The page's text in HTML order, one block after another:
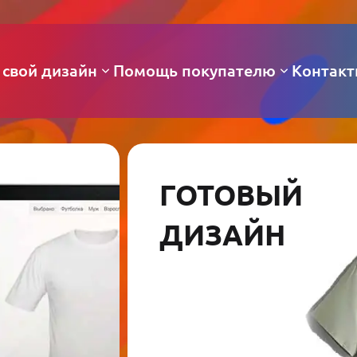
дизайн Помощь покупателю
ГОТОВЫЙ
ДИЗАЙН